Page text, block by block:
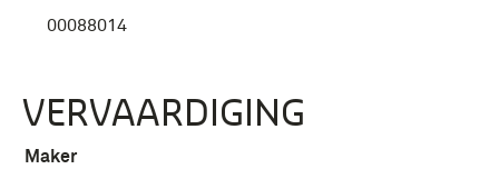
00088014
VERVAARDIGING
Maker